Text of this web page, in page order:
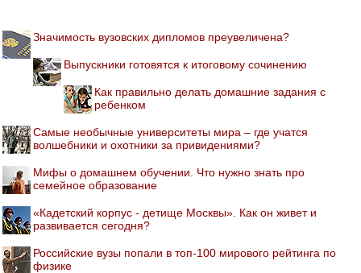
Значимость вузовских дипломов преувеличена?
Выпускники готовятся к итоговому сочинению
Как правильно делать домашние задания с
ребенком
Самые необычные университеты мира – где учатся
волшебники и охотники за привидениями?
Мифы о домашнем обучении. Что нужно знать про
семейное образование
«Кадетский корпус - детище Москвы». Как он живет и
развивается сегодня?
Российские вузы попали в топ-100 мирового рейтинга по
физике